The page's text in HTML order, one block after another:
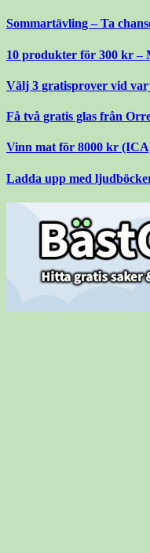
Gå
innehåll
Sommartävling – Ta
10 produkter för 300 kr –
Välj 3 gratisprover vid
Få två gratis glas från
Vinn mat för 8000 kr
Ladda upp med